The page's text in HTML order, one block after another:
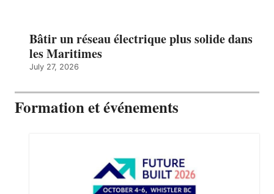
Bâtir un réseau électrique plus solide dans
les Maritimes
July 27, 2026
Formation et événements